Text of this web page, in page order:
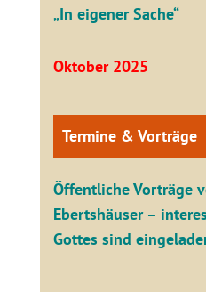
„In eigener Sache“
Oktober 2025
Termine & Vorträge
Öffentliche Vorträge
Ebertshäuser –
Gottes sind